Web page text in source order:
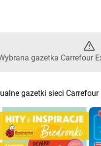
gazetka Carrefour
gazetki sieci